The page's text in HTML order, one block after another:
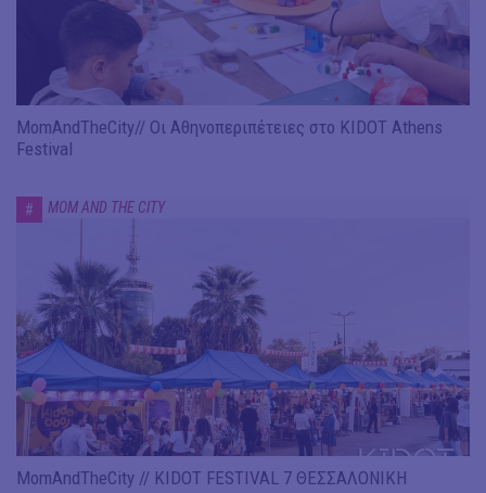
MomAndTheCity// Οι Αθηνοπεριπέτειες στο KIDOT Athens
Festival
# MOM AND THE CITY
MomAndTheCity // KIDOT FESTIVAL 7 ΘΕΣΣΑΛΟΝΙΚΗ